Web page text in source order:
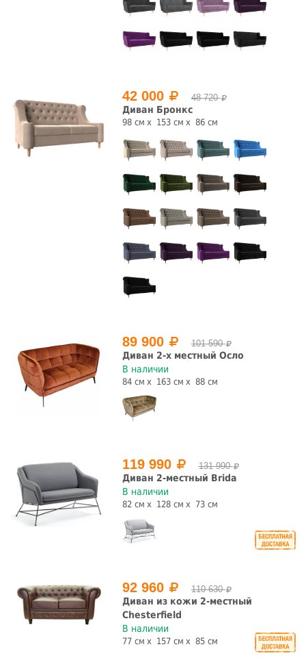
42 000 48 720
Диван Бронкс
98 см 153 см 86 см
89 900 101 590
Диван 2-х местный Осло
В наличии
84 см 163 см 88 см
119 990 131 990
Диван 2-местный Brida
В наличии
82 см 128 см 73 см
92 960 110 630
Диван из кожи 2-местный
Chesterfield
В наличии
77 см 157 см 85 см